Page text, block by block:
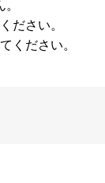
ださい。
ください。